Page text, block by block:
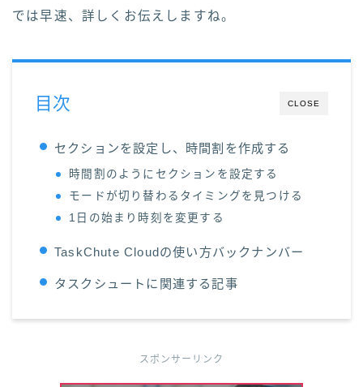
では早速、詳しくお伝えしますね。
CLOSE
目次
セクションを設定し、時間割を作成する
時間割のようにセクションを設定する
モードが切り替わるタイミングを見つける
1日の始まり時刻を変更する
TaskChute Cloudの使い方バックナンバー
タスクシュートに関連する記事
スポンサーリンク